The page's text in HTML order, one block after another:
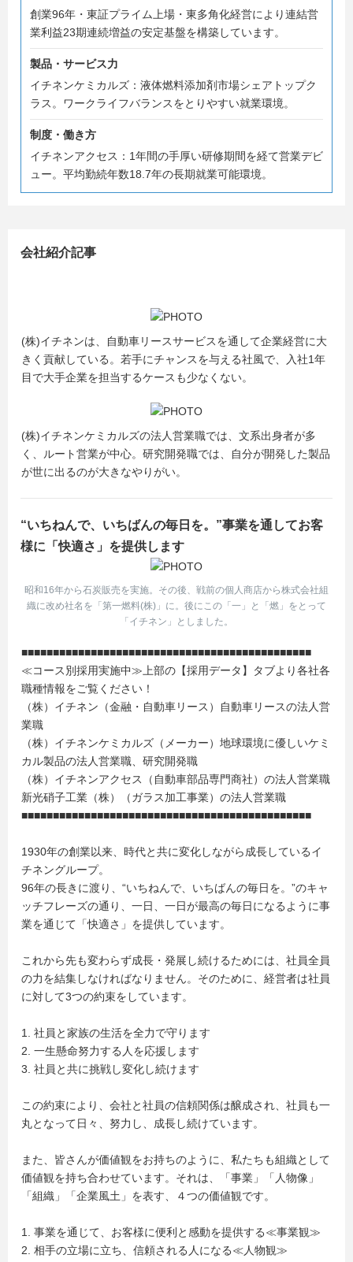
【2】いつでも視聴型（24時間オープン） ：予約不要で、
お好きな時間に何度でもご視聴いただけます。
説明会へのご参加は選考の必須ステップになりますが、ど
ちらを選んでいただいても選考にお進みいただくことが可
能です！ 「忙しくて日程が合わない」「まずは手軽に企業
用ください。
内々定まで最短2週間以内、内々定まで最短2週間（面接等
創業96年・東証プライム上場・東多角化経営により連結営
業利益23期連続増益の安定基盤を構築しています。
製品・サービス力
イチネンケミカルズ：液体燃料添加剤市場シェアトップク
ラス。ワークライフバランスをとりやすい就業環境。
制度・働き方
イチネンアクセス：1年間の手厚い研修期間を経て営業デビ
ュー。平均勤続年数18.7年の長期就業可能環境。
会社紹介記事
(株)イチネンは、自動車リースサービスを通して企業経営に大
きく貢献している。若手にチャンスを与える社風で、入社1年
目で大手企業を担当するケースも少なくない。
(株)イチネンケミカルズの法人営業職では、文系出身者が多
く、ルート営業が中心。研究開発職では、自分が開発した製品
が世に出るのが大きなやりがい。
“いちねんで、いちばんの毎日を。”事業を通してお客
様に「快適さ」を提供します
昭和16年から石炭販売を実施。その後、戦前の個人商店から株式会社組
織に改め社名を「第一燃料(株)」に。後にこの「一」と「燃」をとって
「イチネン」としました。
■■■■■■■■■■■■■■■■■■■■■■■■■■■■■■■■■■■■■■■■■■■■■■
≪コース別採用実施中≫上部の【採用データ】タブより各社各
職種情報をご覧ください！
（株）イチネン（金融・自動車リース）自動車リースの法人営
業職
（株）イチネンケミカルズ（メーカー）地球環境に優しいケミ
カル製品の法人営業職、研究開発職
（株）イチネンアクセス（自動車部品専門商社）の法人営業職
新光硝子工業（株）（ガラス加工事業）の法人営業職
■■■■■■■■■■■■■■■■■■■■■■■■■■■■■■■■■■■■■■■■■■■■■■
1930年の創業以来、時代と共に変化しながら成長しているイ
チネングループ。
96年の長きに渡り、“いちねんで、いちばんの毎日を。”のキャ
ッチフレーズの通り、一日、一日が最高の毎日になるように事
業を通じて「快適さ」を提供しています。
これから先も変わらず成長・発展し続けるためには、社員全員
の力を結集しなければなりません。そのために、経営者は社員
に対して3つの約束をしています。
1. 社員と家族の生活を全力で守ります
2. 一生懸命努力する人を応援します
3. 社員と共に挑戦し変化し続けます
この約束により、会社と社員の信頼関係は醸成され、社員も一
丸となって日々、努力し、成長し続けています。
また、皆さんが価値観をお持ちのように、私たちも組織として
価値観を持ち合わせています。それは、「事業」「人物像」
「組織」「企業風土」を表す、４つの価値観です。
1. 事業を通じて、お客様に便利と感動を提供する≪事業観≫
2. 相手の立場に立ち、信頼される人になる≪人物観≫